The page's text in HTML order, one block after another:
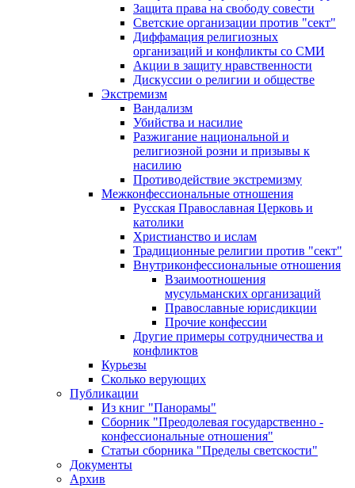
Защита права на свободу совести
Светские организации против "сект"
Диффамация религиозных
организаций и конфликты со СМИ
Акции в защиту нравственности
Дискуссии о религии и обществе
Экстремизм
Вандализм
Убийства и насилие
Разжигание национальной и
религиозной розни и призывы к
насилию
Противодействие экстремизму
Межконфессиональные отношения
Русская Православная Церковь и
католики
Христианство и ислам
Традиционные религии против "сект"
Внутриконфессиональные отношения
Взаимоотношения
мусульманских организаций
Православные юрисдикции
Прочие конфессии
Другие примеры сотрудничества и
конфликтов
Курьезы
Сколько верующих
Публикации
Из книг "Панорамы"
Сборник "Преодолевая государственно -
конфессиональные отношения"
Статьи сборника "Пределы светскости"
Документы
Архив